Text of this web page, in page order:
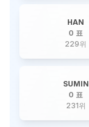
HAN
0 표
229위
SUMIN
0 표
231위